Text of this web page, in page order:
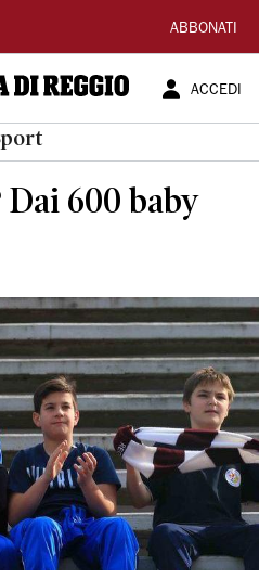
ABBONATI
ACCEDI
600 baby